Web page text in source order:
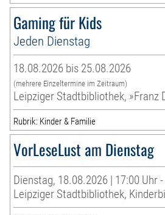
Gaming für Kids
Jeden Dienstag
18.08.2026 bis 25.08.2026
(mehrere Einzeltermine im Zeitraum)
Leipziger Stadtbibliothek, »Franz
Rubrik: Kinder & Familie
VorLeseLust am Dienstag
Dienstag, 18.08.2026 | 17:00 Uhr
Leipziger Stadtbibliothek,